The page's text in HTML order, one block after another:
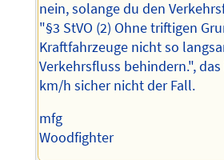
nein, solange du den
"§3 StVO (2) Ohne triftigen
Kraftfahrzeuge nicht so
Verkehrsfluss behindern.",
km/h sicher nicht der Fall.
mfg
Woodfighter